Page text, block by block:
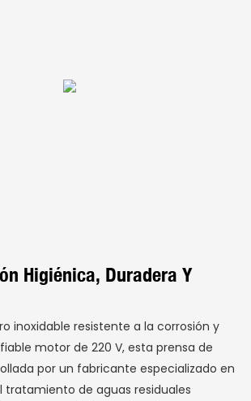
Higiénica, Duradera Y
inoxidable resistente a la corrosión y
motor de 220 V, esta prensa de
por un fabricante especializado en
tratamiento de aguas residuales